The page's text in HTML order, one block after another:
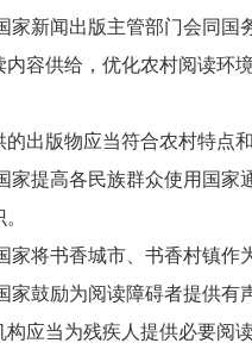
家新闻出版主管部门会同国
内容供给，优化农村阅读环
出版物应当符合农村特点
家提高各民族群众使用国家
家将书香城市、书香村镇作
家鼓励为阅读障碍者提供有
应当为残疾人提供必要阅